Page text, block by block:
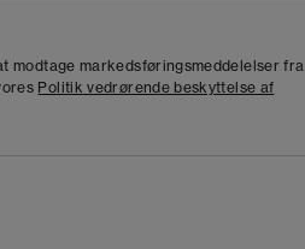
modtage markedsføringsmeddelelser fra
Politik vedrørende beskyttelse af